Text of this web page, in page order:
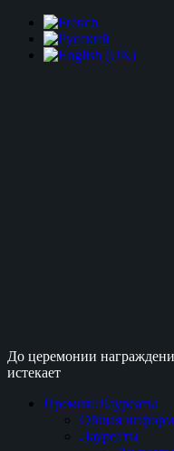
До церемонии
истекает
Премия::Лауреаты
Общая
Лауреаты